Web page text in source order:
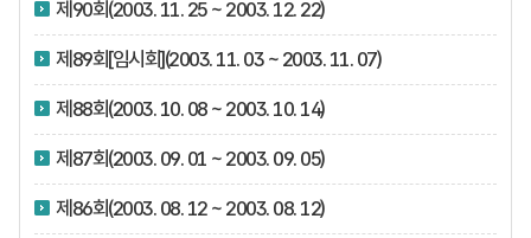
제90회(2003. 11. 25 ~ 2003. 12. 22)
제89회[임시회](2003. 11. 03 ~ 2003. 11. 07)
제88회(2003. 10. 08 ~ 2003. 10. 14)
제87회(2003. 09. 01 ~ 2003. 09. 05)
제86회(2003. 08. 12 ~ 2003. 08. 12)